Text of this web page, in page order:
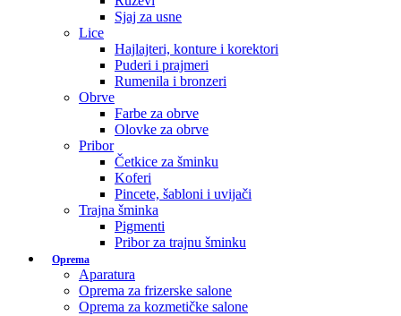
Sjaj za usne
Lice
Hajlajteri, konture i korektori
Puderi i prajmeri
Rumenila i bronzeri
Obrve
Farbe za obrve
Olovke za obrve
Pribor
Četkice za šminku
Koferi
Pincete, šabloni i uvijači
Trajna šminka
Pigmenti
Pribor za trajnu šminku
Oprema
Aparatura
Oprema za frizerske salone
Oprema za kozmetičke salone